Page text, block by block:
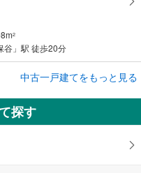
2
谷」駅 徒歩20分
丁目
中古一戸建てをもっと見る
探す